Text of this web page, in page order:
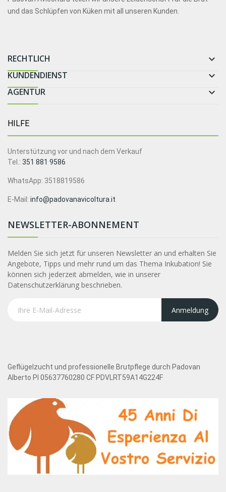
und das Schlüpfen von Küken mit all unseren Kunden.
RECHTLICH 
KUNDENDIENST 
AGENTUR 
HILFE
Unterstützung vor und nach dem Verkauf
Tel.: 351 881 9586
WhatsApp: 3518819586
E-Mail: info@padovanavicoltura.it
NEWSLETTER-ABONNEMENT
Melden Sie sich jetzt für unseren Newsletter an und erhalten Sie
Angebote, Tipps und mehr rund um das Thema Inkubation! Sie
können sich jederzeit abmelden, wie in unserer
Datenschutzerklärung beschrieben.
Anmeldung
Geflügelzucht und professionelle Brutpflege durch Padovan
Alberto PI 05637760280 CF PDVLRT59A14G224F